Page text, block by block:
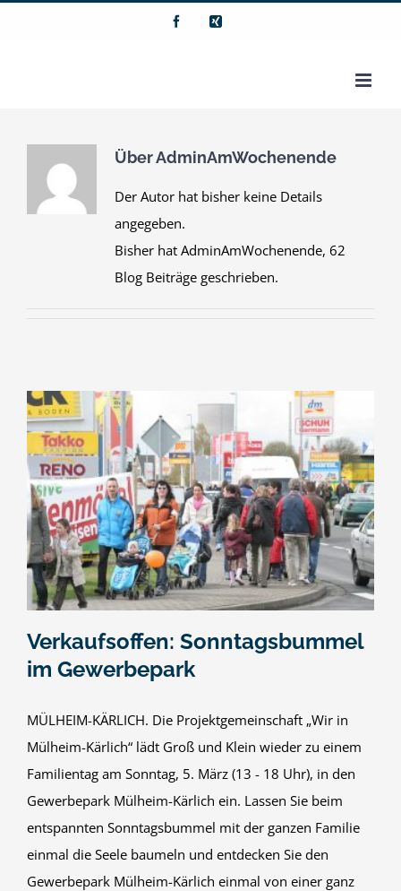
FacebookXing
ÜberAdminAmWochenende
Der Autor hat bisher keine Details
angegeben.
Bisher hat AdminAmWochenende, 62
Blog Beiträge geschrieben.
Verkaufsoffen: Sonntagsbummel
im Gewerbepark
MÜLHEIM-KÄRLICH. Die Projektgemeinschaft „Wir in
Mülheim-Kärlich“ lädt Groß und Klein wieder zu einem
Familientag am Sonntag, 5. März (13 - 18 Uhr), in den
Gewerbepark Mülheim-Kärlich ein. Lassen Sie beim
entspannten Sonntagsbummel mit der ganzen Familie
einmal die Seele baumeln und entdecken Sie den
Gewerbepark Mülheim-Kärlich einmal von einer ganz